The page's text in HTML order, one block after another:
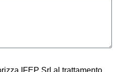
IFEP Srl al trattamento